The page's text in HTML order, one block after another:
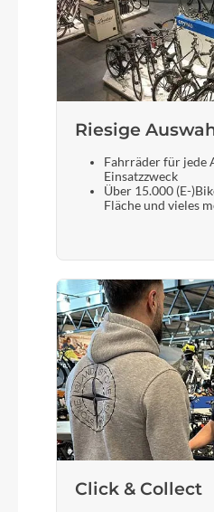
Bosch
Magura
ACROS AZF-1034,
Routing), Top Zero-
Bottom Zero-Stack 1 1/2"
Riesige
Fahrräder für jede
Einsatzzweck
Über 15.000 (E-
Fläche und vieles
Click & Collect